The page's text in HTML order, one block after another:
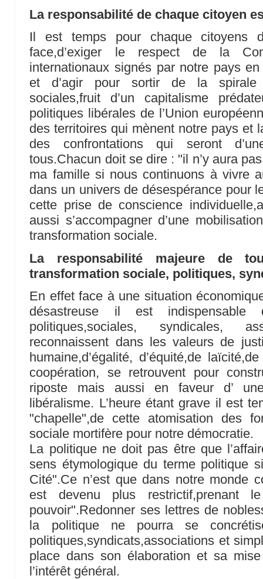
La responsabilité de chaque citoyen
Il est temps pour chaque citoyens
face,d’exiger le respect de la
internationaux signés par notre pays
et d’agir pour sortir de la spirale
sociales,fruit d’un capitalisme
politiques libérales de l’Union
des territoires qui mènent notre pays et
des confrontations qui seront
tous.Chacun doit se dire : "il n’y aura
ma famille si nous continuons à vivre
dans un univers de désespérance pour
cette prise de conscience
aussi s’accompagner d’une
transformation sociale.
La responsabilité majeure de
transformation sociale, politiques,
En effet face à une situation
désastreuse il est
politiques,sociales, syndicales,
reconnaissent dans les valeurs de
humaine,d’égalité, d’équité,de
coopération, se retrouvent pour
riposte mais aussi en faveur d’
libéralisme. L’heure étant grave il est
"chapelle",de cette atomisation des
sociale mortifère pour notre démocratie.
La politique ne doit pas être que
sens étymologique du terme politique
Cité".Ce n’est que dans notre monde
est devenu plus restrictif,prenant
pouvoir".Redonner ses lettres de
la politique ne pourra se
politiques,syndicats,associations et
place dans son élaboration et sa
l’intérêt général.